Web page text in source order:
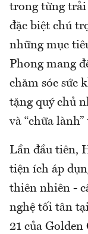
trong từng trải
đặc biệt chú
những mục
Phong mang
chăm sóc sức
tặng quý chủ
và “chữa
Lần đầu tiên,
tiện ích áp
thiên nhiên -
nghệ tối tân
21 của